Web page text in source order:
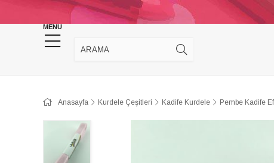
MENU
KINA DÜĞÜN MALZEMELERİ TAKI
Anasayfa Kurdele Çeşitleri Kadife Kurdele Pembe Kadife